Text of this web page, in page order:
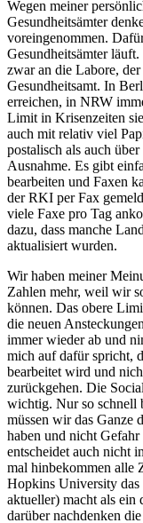
Wegen meiner
Gesundheitsämter
voreingenommen.
Gesundheitsämter
zwar an die Labore,
Gesundheitsamt. In
erreichen, in NRW
Limit in Krisenzeiten
auch mit relativ viel
postalisch als auch
Ausnahme. Es gibt
bearbeiten und Faxen
der RKI per Fax
viele Faxe pro Tag
dazu, dass manche
aktualisiert wurden.
Wir haben meiner
Zahlen mehr, weil wir
können. Das obere
die neuen
immer wieder ab und
mich auf dafür spricht,
bearbeitet wird und
zurückgehen. Die
wichtig. Nur so schnell
müssen wir das Ganze
haben und nicht Gefahr
entscheidet auch nicht
mal hinbekommen alle
Hopkins University das
aktueller) macht als ein
darüber nachdenken